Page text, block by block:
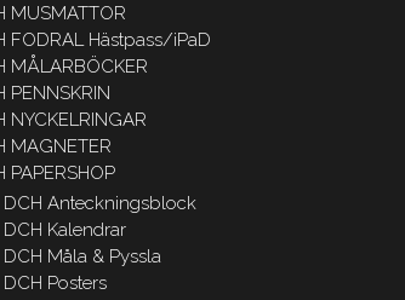
MUSMATTOR
FODRAL Hästpass/iPaD
MÅLARBÖCKER
PENNSKRIN
NYCKELRINGAR
MAGNETER
PAPERSHOP
DCH Anteckningsblock
DCH Kalendrar
DCH Måla & Pyssla
DCH Posters